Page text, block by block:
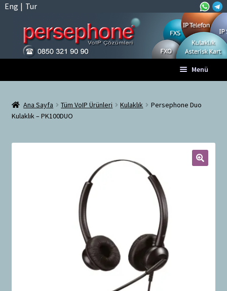
Eng | Tur
Menü
Tüm VoIP Ürünleri
t
m
e
Hesabım
Ana Sayfa Tüm VoIP Ürünleri Kulaklık
Persephone Duo
Kulaklık – PK100DUO